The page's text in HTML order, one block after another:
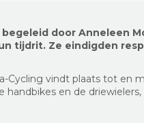
door Anneleen
tijdrit. Ze eindigden
Cycling vindt plaats tot en
handbikes en de